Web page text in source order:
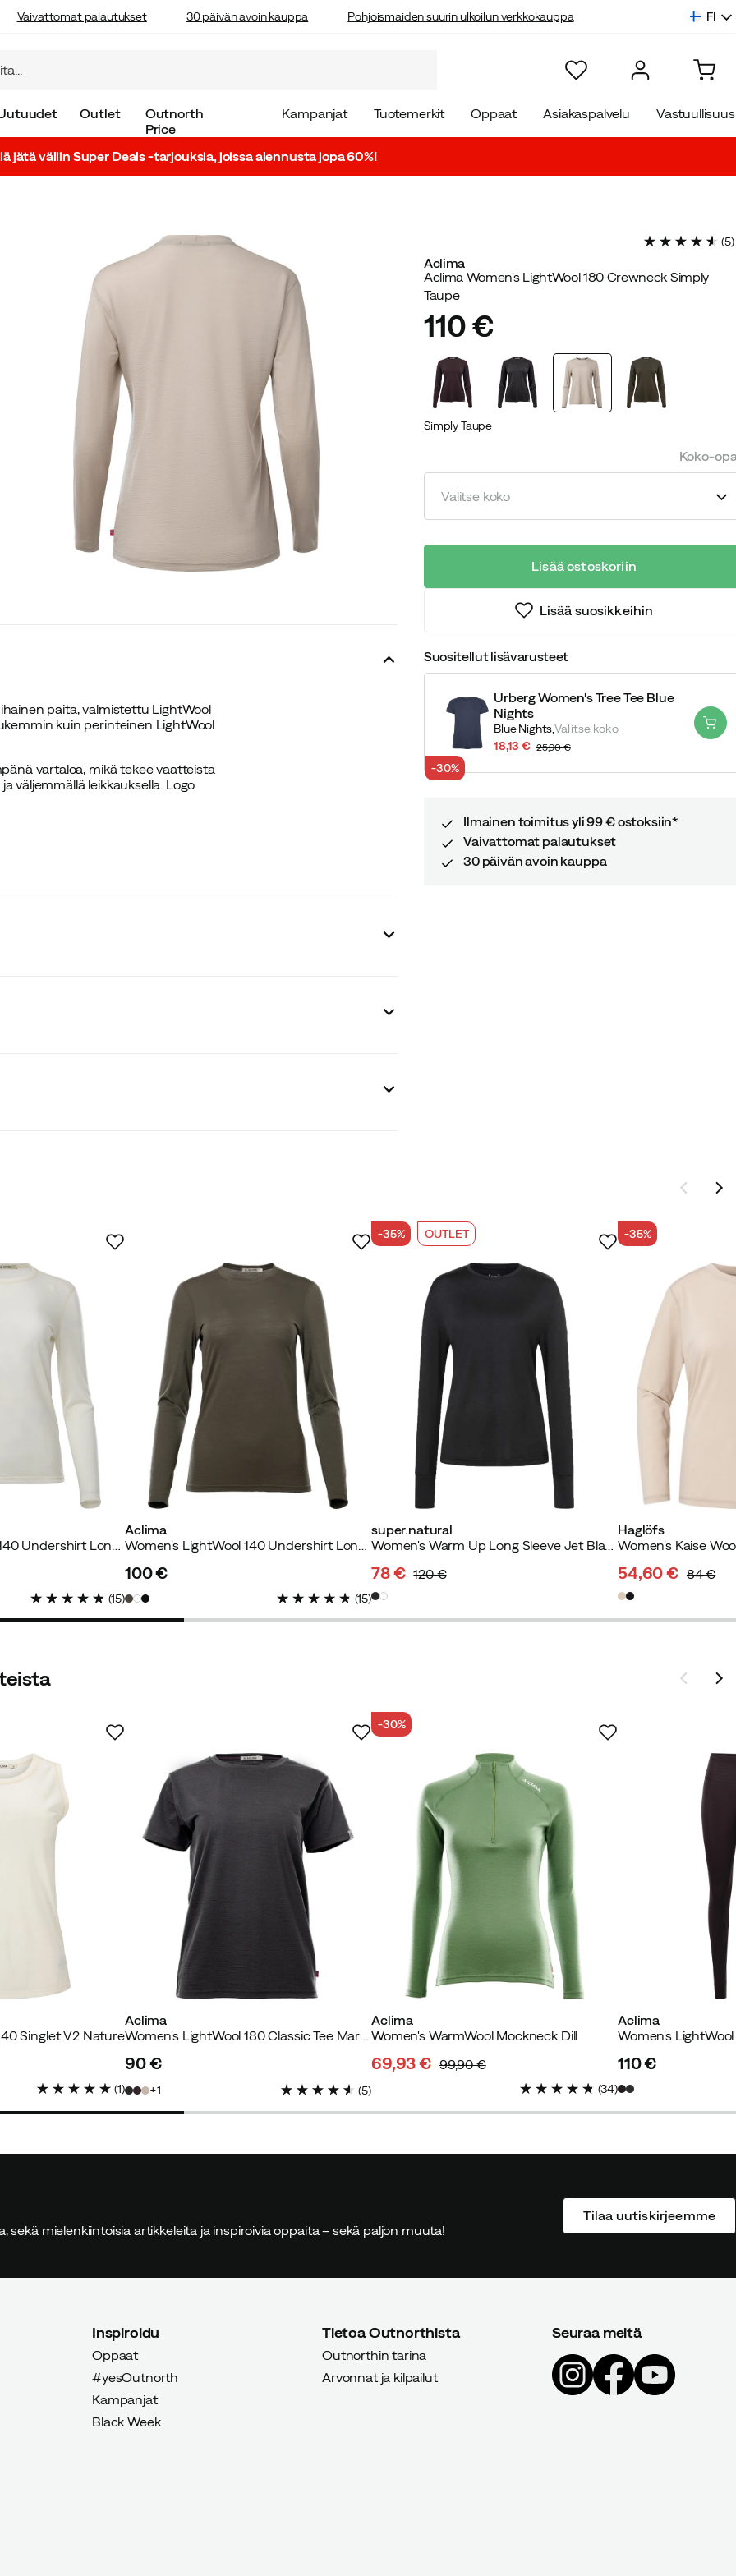
Vaivattomat palautukset 30 päivän avoin kauppa Pohjoismaiden suurin ulkoilun verkkokauppa FI
Outlet
Outnorth
Price
Kampanjat Tuotemerkit Oppaat Asiakaspalvelu Vastuullisuus
jätä väliin Super Deals -tarjouksia, joissa alennusta jopa 60%!
paita, valmistettu LightWool
kuin perinteinen LightWool
vartaloa, mikä tekee vaatteista
väljemmällä leikkauksella. Logo
viileässä värissä.
löysä, sopii hyvin patikointiin✨️
base layer -paidoista ja shortseista. Hyvä laatu ja lämmin
vuosia
ostaja
ostaja
(5)
Aclima
Aclima Women's LightWool 180 Crewneck Simply
Taupe
price
110 €
Simply Taupe
Koko-
Valitse koko
Lisää ostoskoriin
Lisää suosikkeihin
Suositellut lisävarusteet
Urberg Women's Tree Tee Blue
Nights
Blue Nights,Valitse koko
18,13 € 25,90 €
-30%
Ilmainen toimitus yli 99 € ostoksiin*
Vaivattomat palautukset
30 päivän avoin kauppa
Women's LightWool 140 Undershirt Long Sleeve Nature
(15)
Aclima
Women's LightWool 140 Undershirt Long Sleeve Tarmac
price
100 €
(15)
super.natural
Women's Warm Up Long Sleeve Jet Black
-35% OUTLET
discounted
78 €
original
120 €
Haglöfs
-35%
discounted
54,60 €
original
84 €
Singlet V2 Nature
(1)
Aclima
Women's LightWool 180 Classic Tee Marengo
90 €
1 (5)
Aclima
Women's WarmWool Mockneck Dill
-30%
price
69,93 €
price
99,90 €
(34)
Aclima
price
110 €
mielenkiintoisia artikkeleita ja inspiroivia oppaita – sekä paljon muuta!
Tilaa uutiskirjeemme
Inspiroidu
Oppaat
#yesOutnorth
Kampanjat
Black Week
Tietoa Outnorthista
Outnorthin tarina
Arvonnat ja kilpailut
Seuraa meitä